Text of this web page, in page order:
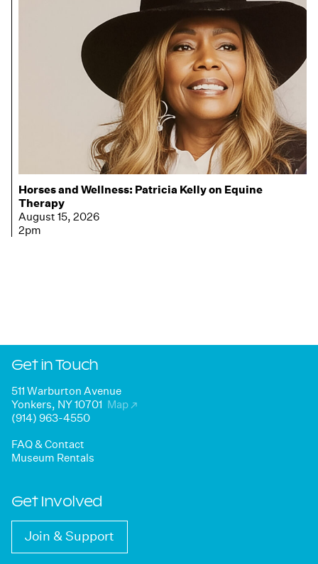
Horses and Wellness: Patricia Kelly on Equine
Therapy
August 15, 2026
2pm
Get in Touch
511 Warburton Avenue
Yonkers, NY 10701 Map↗
(914) 963-4550
FAQ & Contact
Museum Rentals
Get Involved
Join & Support